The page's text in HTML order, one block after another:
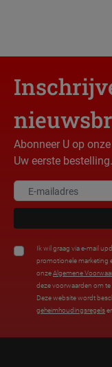
Abonneer U op
Uw eerste bestelling.
Ik wil graag via e-mail
promotionele marketing
onzeAlgemene
deze voorwaarden om te
Deze website wordt
geheimhoudingsregels